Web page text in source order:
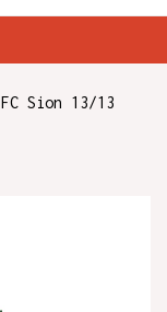
FC Sion 13/13